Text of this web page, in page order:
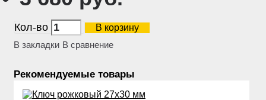
Кол-во
В корзину
В закладки В сравнение
Рекомендуемые товары